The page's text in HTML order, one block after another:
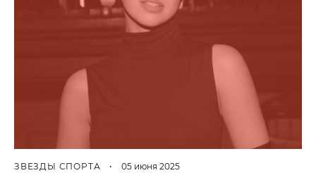
ЗВЕЗДЫ СПОРТА • 05 июня 2025